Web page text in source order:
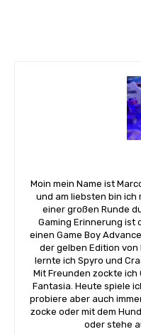
Moin mein Name ist
und am liebsten bin ich
einer großen Runde
Gaming Erinnerung ist
einen Game Boy
der gelben Edition von
lernte ich Spyro und
Mit Freunden zockte ich
Fantasia. Heute spiele
probiere aber auch
zocke oder mit dem
oder stehe